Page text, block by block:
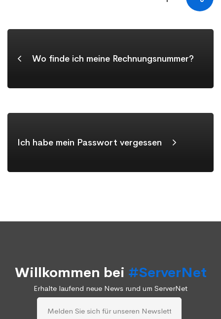
Wo finde ich meine Rechnungsnummer?
Ich habe mein Passwort vergessen
Willkommen bei #ServerNet
Erhalte laufend neue News rund um ServerNet